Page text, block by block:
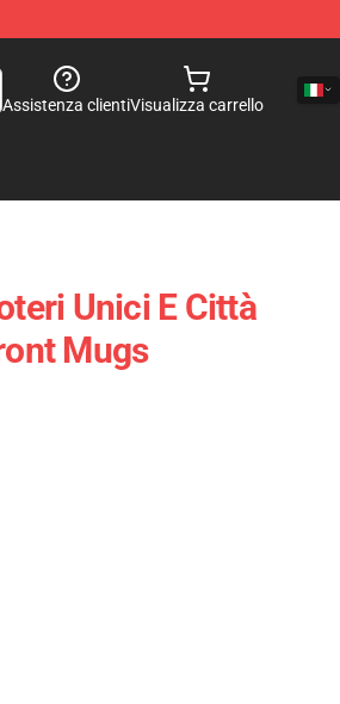
Assistenza clientiVisualizza carrello
Unici E Città
Mugs